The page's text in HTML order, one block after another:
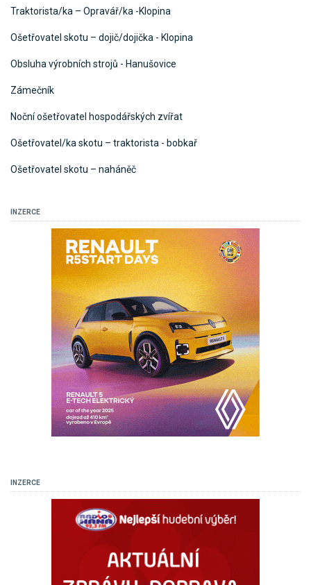
Traktorista/ka – Opravář/ka -Klopina
Ošetřovatel skotu – dojič/dojička - Klopina
Obsluha výrobních strojů - Hanušovice
Zámečník
Noční ošetřovatel hospodářských zvířat
Ošetřovatel/ka skotu – traktorista - bobkař
Ošetřovatel skotu – naháněč
INZERCE
INZERCE